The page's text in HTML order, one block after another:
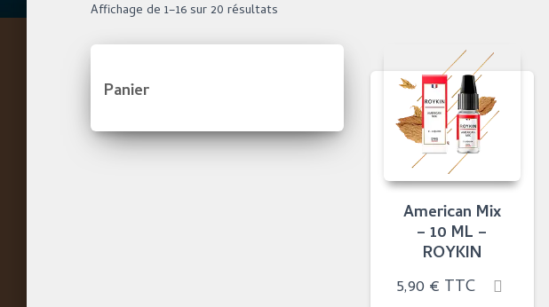
Affichage de 1–16 sur 20 résultats
Panier
American Mix
– 10 ML –
ROYKIN
5,90 € TTC